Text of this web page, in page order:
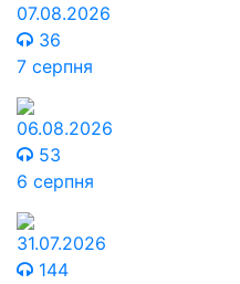
07.08.2026
36
7 серпня
06.08.2026
53
6 серпня
31.07.2026
144